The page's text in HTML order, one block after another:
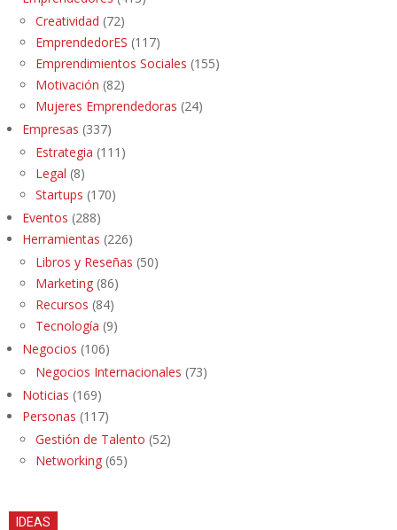
Creatividad (72)
EmprendedorES (117)
Emprendimientos Sociales (155)
Motivación (82)
Mujeres Emprendedoras (24)
Empresas (337)
Estrategia (111)
Legal (8)
Startups (170)
Eventos (288)
Herramientas (226)
Libros y Reseñas (50)
Marketing (86)
Recursos (84)
Tecnología (9)
Negocios (106)
Negocios Internacionales (73)
Noticias (169)
Personas (117)
Gestión de Talento (52)
Networking (65)
IDEAS